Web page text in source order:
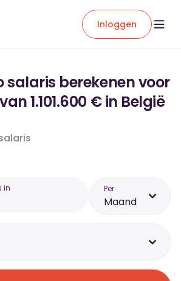
Inloggen
berekenen voor
1.101.600 € in België
in Per
Maand